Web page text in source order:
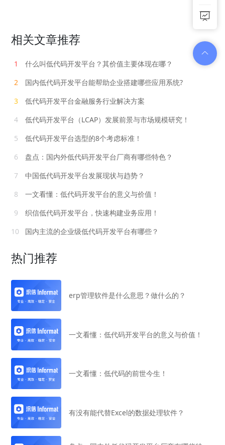
相关文章推荐
1
什么叫低代码开发平台？其价值主要体现在哪？
2
国内低代码开发平台能帮助企业搭建哪些应用系统?
3
低代码开发平台金融服务行业解决方案
4
低代码开发平台（LCAP）发展前景与市场规模研究！
5
低代码开发平台选型的8个考虑标准！
6
盘点：国内外低代码开发平台厂商有哪些特色？
7
中国低代码开发平台发展现状与趋势？
8
一文看懂：低代码开发平台的意义与价值！
9
织信低代码开发平台，快速构建业务应用！
10
国内主流的企业级低代码开发平台有哪些？
热门推荐
erp管理软件是什么意思？做什么的？
一文看懂：低代码开发平台的意义与价值！
一文看懂：低代码的前世今生！
有没有能代替Excel的数据处理软件？